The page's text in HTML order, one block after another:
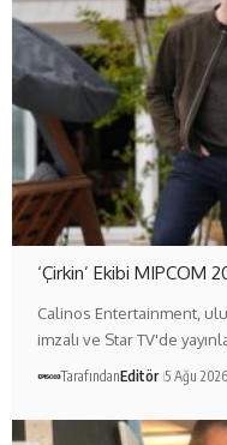
‘Çirkin’ Ekibi MIPCOM
Calinos Entertainment,
imzalı ve Star TV'de
TarafındanEditör 5 Ağu 2026